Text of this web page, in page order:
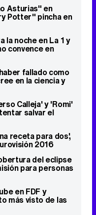
Asturias" en
Potter" pincha en
la noche en La 1 y
convence en
fallado como
en la ciencia y
Calleja' y 'Romi'
salvar el
receta para dos',
2016
del eclipse
para personas
en FDF y
más visto de las